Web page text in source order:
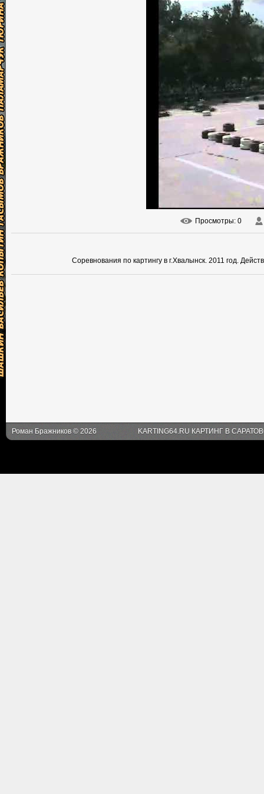
Просмотры: 0
Соревнования по картингу в г.Хвалынск. 2011 год.
Роман Бражников © 2026 KARTING64.RU КАРТИНГ В